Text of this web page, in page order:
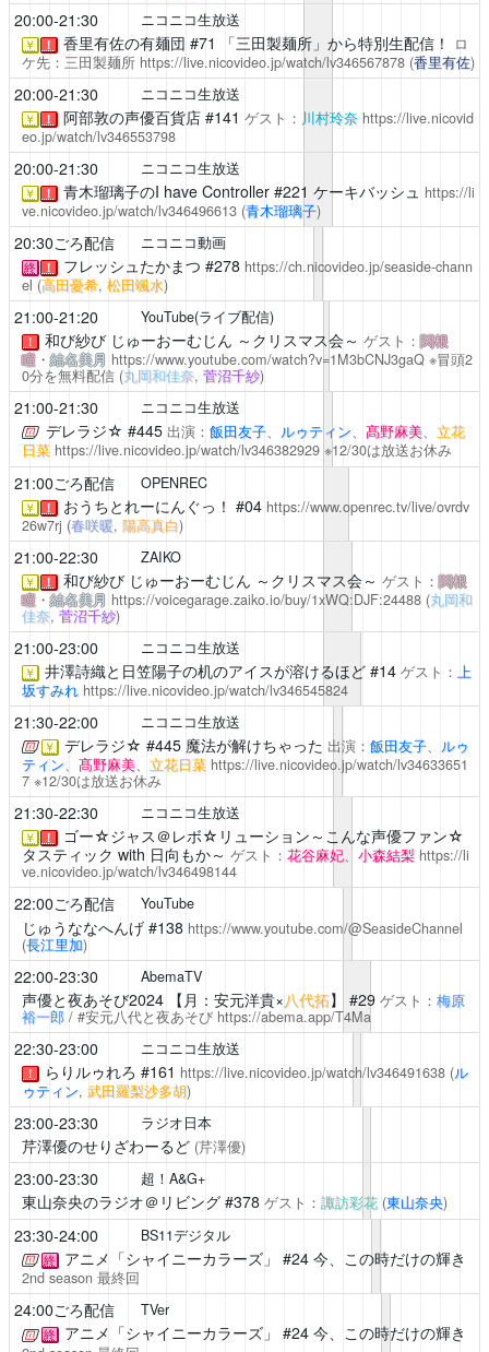
20:00-21:30 ニコニコ生放送
￥ ！ 香里有佐の有麺団 #71 「三田製麺所」から特別生配信！
ロ
ケ先：三田製麺所 https://live.nicovideo.jp/watch/lv346567878 (香里有佐)
20:00-21:30 ニコニコ生放送
￥ ！ 阿部敦の声優百貨店#141 ゲスト： 川村玲奈 https://live.nicovid
eo.jp/watch/lv346553798
20:00-21:30 ニコニコ生放送
￥ ！ 青木瑠璃子のI have Controller#221 ケーキバッシュ https://li
ve.nicovideo.jp/watch/lv346496613 (青木瑠璃子)
20:30ごろ配信 ニコニコ動画
終 ！ フレッシュたかまつ #278 https://ch.nicovideo.jp/seaside-chann
el (高田憂希, 松田颯水)
21:00-21:20 YouTube(ライブ配信)
！ 和び紗び じゅーおーむじん ～クリスマス会～ ゲスト：関根
瞳・結名美月 https://www.youtube.com/watch?v=1M3bCNJ3gaQ※冒頭2
0分を無料配信 (丸岡和佳奈, 菅沼千紗)
21:00-21:30 ニコニコ生放送
デレラジ☆ #445 出演： 飯田友子、 ルゥティン、 髙野麻美、 立花
日菜 https://live.nicovideo.jp/watch/lv346382929※12/30は放送お休み
21:00ごろ配信 OPENREC
￥ ！ おうちとれーにんぐっ！ #04 https://www.openrec.tv/live/ovrdv
26w7rj (春咲暖, 陽高真白)
21:00-22:30 ZAIKO
￥ ！ 和び紗び じゅーおーむじん ～クリスマス会～ ゲスト：関根
瞳・結名美月 https://voicegarage.zaiko.io/buy/1xWQ:DJF:24488 (丸岡和
佳奈, 菅沼千紗)
21:00-23:00 ニコニコ生放送
￥ 井澤詩織と日笠陽子の机のアイスが溶けるほど #14 ゲスト： 上
坂すみれ https://live.nicovideo.jp/watch/lv346545824
21:30-22:00 ニコニコ生放送
￥ デレラジ☆ #445 魔法が解けちゃった 出演： 飯田友子、 ルゥ
ティン、 髙野麻美、 立花日菜 https://live.nicovideo.jp/watch/lv34633651
7※12/30は放送お休み
21:30-22:30 ニコニコ生放送
￥ ！
ゴー☆ジャス＠レボ☆リューション～こんな声優ファン☆
タスティック with 日向もか～ ゲスト： 花谷麻妃、 小森結梨 https://li
ve.nicovideo.jp/watch/lv346498144
22:00ごろ配信 YouTube
じゅうななへんげ#138 https://www.youtube.com/@SeasideChannel
(長江里加)
22:00-23:30 AbemaTV
声優と夜あそび2024【月：安元洋貴×八代拓】 #29 ゲスト： 梅原
裕一郎/ #安元八代と夜あそび https://abema.app/T4Ma
22:30-23:00 ニコニコ生放送
！ らりルゥれろ #161 https://live.nicovideo.jp/watch/lv346491638 (ル
ゥティン, 武田羅梨沙多胡)
23:00-23:30 ラジオ日本
芹澤優のせりざわーるど (芹澤優)
23:00-23:30 超！A&G+
東山奈央のラジオ＠リビング#378 ゲスト： 諏訪彩花 (東山奈央)
23:30-24:00 BS11デジタル
終 アニメ「シャイニーカラーズ」 #24 今、この時だけの輝き
2nd season 最終回
24:00ごろ配信 TVer
終 アニメ「シャイニーカラーズ」 #24 今、この時だけの輝き